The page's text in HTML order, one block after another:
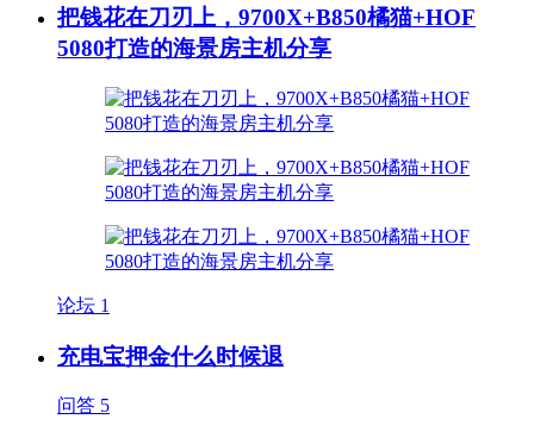
把钱花在刀刃上，9700X+B850橘猫+HOF
5080打造的海景房主机分享
论坛 1
充电宝押金什么时候退
问答 5